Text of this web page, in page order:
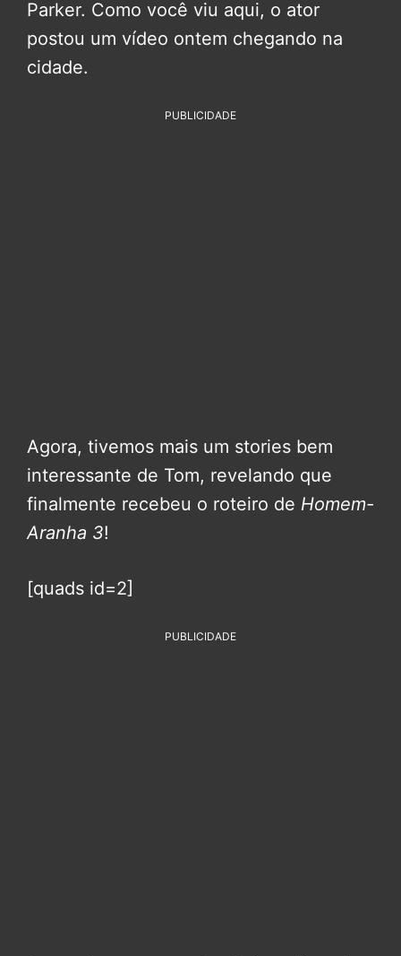
Parker. Como você viu aqui, o ator
postou um vídeo ontem chegando na
cidade.
PUBLICIDADE
Agora, tivemos mais um stories bem
interessante de Tom, revelando que
finalmente recebeu o roteiro de Homem-
Aranha 3!
[quads id=2]
PUBLICIDADE